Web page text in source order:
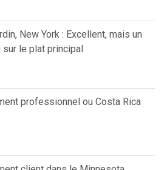
New York : Excellent, mais un
sur le plat principal
professionnel ou Costa Rica